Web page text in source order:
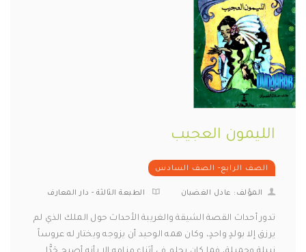
الليمون العجيب
الصف الرابع- الصف السادس
المؤلف: عادل الغضبان الطبعة الثالثة - دار المعارف
تدور أحداث القصة الشيقة والغريبة الأحداث حول الملك الذي لم
يرزق إلا بولدٍ واحدٍ، وكان همه الوحيد أن يزوجه ويختار له عروساً